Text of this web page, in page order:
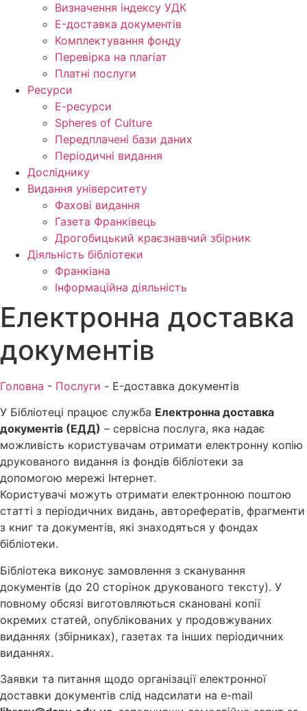
Визначення індексу УДК
E-доставка документів
Комплектування фонду
Перевірка на плагіат
Платні послуги
Ресурси
Е-ресурси
Spheres of Culture
Передплачені бази даних
Періодичні видання
Досліднику
Видання університету
Фахові видання
Газета Франківець
Дрогобицький краєзнавчий збірник
Діяльність бібліотеки
Франкіана
Інформаційна діяльність
Електронна доставка
документів
Головна - Послуги - E-доставка документів
У Бібліотеці працює служба Електронна доставка
документів (ЕДД) – сервісна послуга, яка надає
можливість користувачам отримати електронну копію
друкованого видання із фондів бібліотеки за
допомогою мережі Інтернет.
Користувачі можуть отримати електронною поштою
статті з періодичних видань, авторефератів, фрагменти
з книг та документів, які знаходяться у фондах
бібліотеки.
Бібліотека виконує замовлення з сканування
документів (до 20 сторінок друкованого тексту). У
повному обсязі виготовляються скановані копії
окремих статей, опублікованих у продовжуваних
виданнях (збірниках), газетах та інших періодичних
виданнях.
Заявки та питання щодо організації електронної
доставки документів слід надсилати на e-mail